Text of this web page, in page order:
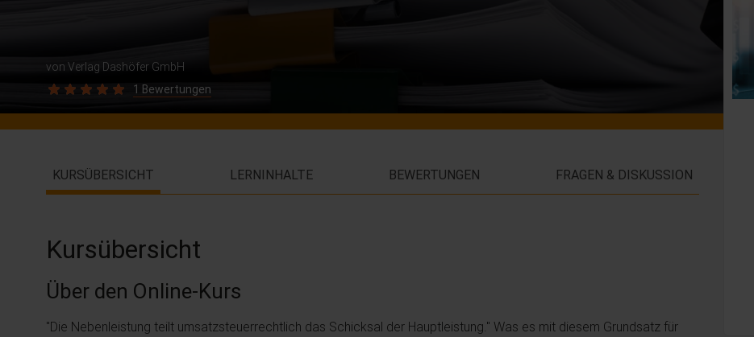
von Verlag Dashöfer GmbH
1 Bewertungen
KURSÜBERSICHT LERNINHALTE BEWERTUNGEN FRAGEN & DISKUSSION
Kursübersicht
Über den Online-Kurs
"Die Nebenleistung teilt umsatzsteuerrechtlich das Schicksal der Hauptleistung." Was es mit diesem Grundsatz für